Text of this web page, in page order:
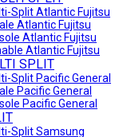
Split Atlantic Fujitsu
Atlantic Fujitsu
Atlantic Fujitsu
Atlantic Fujitsu
SPLIT
Split Pacific General
Pacific General
Pacific General
Split Samsung